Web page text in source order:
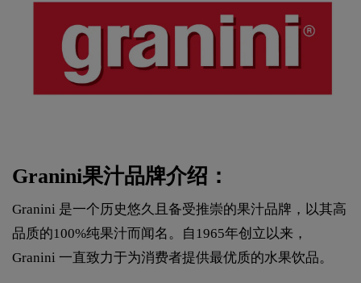
Granini果汁品牌介绍：
Granini 是一个历史悠久且备受推崇的果汁品牌，以其高
品质的100%纯果汁而闻名。自1965年创立以来，
Granini 一直致力于为消费者提供最优质的水果饮品。